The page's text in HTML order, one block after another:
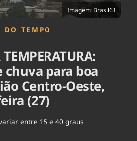
Imagem: Brasil61
DO TEMPO
chuva para boa
Centro-Oeste,
(27)
entre 15 e 40 graus